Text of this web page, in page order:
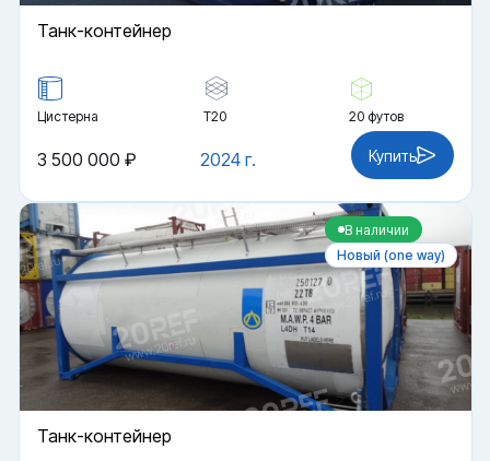
Танк-контейнер
Цистерна Т20 20 футов
2024 г.
3 500 000 ₽ Купить
В наличии
Новый (one way)
Танк-контейнер